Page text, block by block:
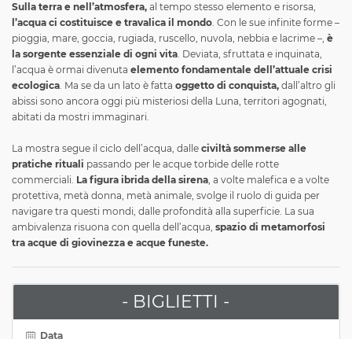
Sulla terra e nell’atmosfera, al tempo stesso elemento e risorsa,
l’acqua ci costituisce e travalica il mondo. Con le sue infinite forme –
pioggia, mare, goccia, rugiada, ruscello, nuvola, nebbia e lacrime –, è
la sorgente essenziale di ogni vita. Deviata, sfruttata e inquinata,
l’acqua è ormai divenuta elemento fondamentale dell’attuale crisi
ecologica. Ma se da un lato è fatta oggetto di conquista, dall’altro gli
abissi sono ancora oggi più misteriosi della Luna, territori agognati,
abitati da mostri immaginari.
La mostra segue il ciclo dell’acqua, dalle civiltà sommerse alle
pratiche rituali passando per le acque torbide delle rotte
commerciali. La figura ibrida della sirena, a volte malefica e a volte
protettiva, metà donna, metà animale, svolge il ruolo di guida per
navigare tra questi mondi, dalle profondità alla superficie. La sua
ambivalenza risuona con quella dell’acqua, spazio di metamorfosi
tra acque di giovinezza e acque funeste.
- BIGLIETTI -
Data